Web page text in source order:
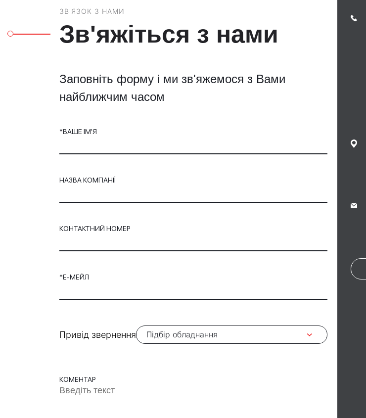
ЗВ'ЯЗОК З НАМИ
Зв'яжіться з нами
Заповніть форму і ми зв'яжемося з Вами
найближчим часом
*ВАШЕ ІМ'Я
НАЗВА КОМПАНІЇ
КОНТАКТНИЙ НОМЕР
*Е-МЕЙЛ
Привід звернення
КОМЕНТАР